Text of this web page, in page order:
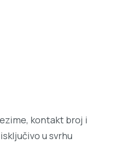
kontakt broj i
u svrhu